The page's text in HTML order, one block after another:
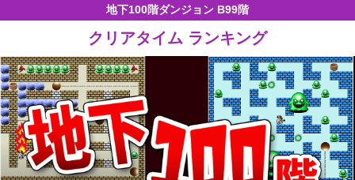
地下100階ダンジョン B99階
クリアタイム ランキング